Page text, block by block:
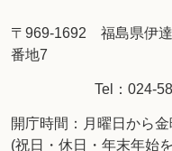
〒969-1692 福島県伊
番地7
Tel：024-
開庁時間：月曜日から
(祝日・休日・年末年始